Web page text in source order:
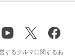
するクルマに関するあ